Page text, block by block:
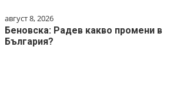
август 8, 2026
Беновска: Радев какво промени в
България?